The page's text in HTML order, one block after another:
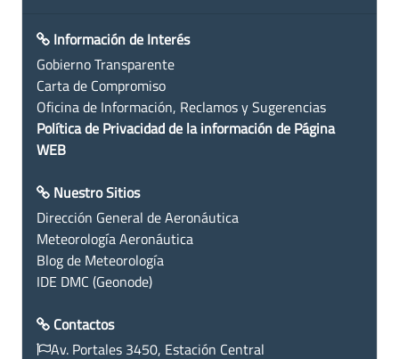
Información de Interés
Gobierno Transparente
Carta de Compromiso
Oficina de Información, Reclamos y Sugerencias
Política de Privacidad de la información de Página
WEB
Nuestro Sitios
Dirección General de Aeronáutica
Meteorología Aeronáutica
Blog de Meteorología
IDE DMC (Geonode)
Contactos
Av. Portales 3450, Estación Central